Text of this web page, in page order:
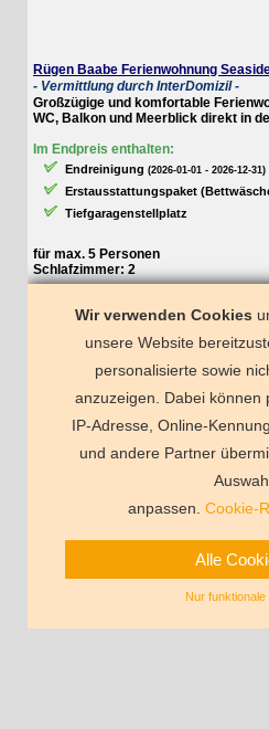
Rügen Baabe Ferienwohnung Seaside
- Vermittlung durch InterDomizil -
Großzügige und komfortable
WC, Balkon und Meerblickdirekt in den
Im Endpreis enthalten:
Endreinigung(2026-01-01 - 2026-12-31)
Erstausstattungspaket (Bettwäsche,
Tiefgaragenstellplatz
für max. 5 Personen
Schlafzimmer: 2
Wir verwenden Cookies und
unsere Website
personalisierte sowie nicht
anzuzeigen. Dabei können
IP-Adresse, Online-
und andere Partner
Auswahl
anpassen. Cookie-
Alle Cookies
Nur funktionale